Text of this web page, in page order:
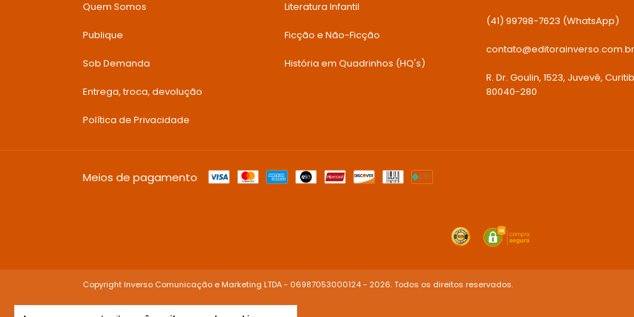
Quem Somos
Publique
Sob Demanda
Entrega, troca, devolução
Política de Privacidade
Literatura Infantil
Ficção e Não-Ficção
História em Quadrinhos (HQ's)
(41) 99798-7623 (WhatsApp)
contato@editorainverso.com.br
R. Dr. Goulin, 1523, Juvevê,
80040-280
Meios de pagamento
Copyright Inverso Comunicação e Marketing LTDA - 06987053000124 - 2026. Todos os direitos reservados.